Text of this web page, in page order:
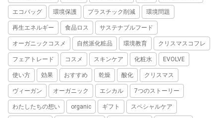
エコバッグ 環境保護 プラスチック削減 環境問題
再生エネルギー 食品ロス サステナブルフード
オーガニックコスメ 自然派化粧品 環境教育 クリスマスコフレ
フェアトレード コスメ スキンケア 化粧水 EVOLVE
使い方 効果 おすすめ 乾燥 酸化 クリスマス
ヴィーガン オーガニック エシカル 7つのストーリー
わたしたちの想い organic ギフト スペシャルケア